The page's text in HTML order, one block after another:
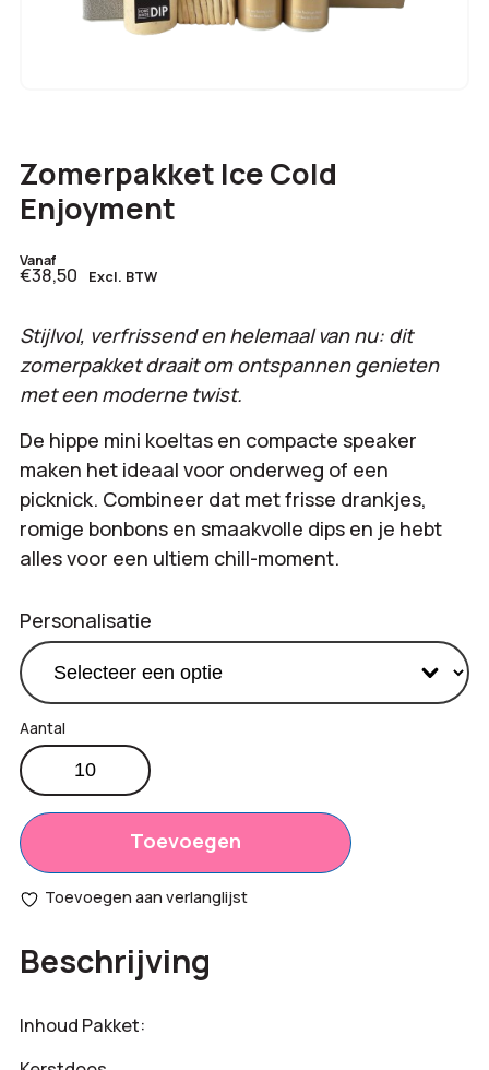
Zomerpakket Ice Cold
Enjoyment
Vanaf
€38,50 Excl. BTW
Stijlvol, verfrissend en helemaal van nu: dit
zomerpakket draait om ontspannen genieten
met een moderne twist.
De hippe mini koeltas en compacte speaker
maken het ideaal voor onderweg of een
picknick. Combineer dat met frisse drankjes,
romige bonbons en smaakvolle dips en je hebt
alles voor een ultiem chill-moment.
Personalisatie
Productprijs:
Totaal
opties:
€0,00
totaal:
Zomerpakket
Ice
Cold
Enjoyment
aantal
Toevoegen
Toevoegen aan verlanglijst
Beschrijving
Inhoud Pakket: